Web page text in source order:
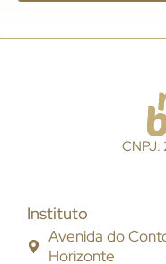
CNPJ:
Instituto
Avenida do
Horizonte